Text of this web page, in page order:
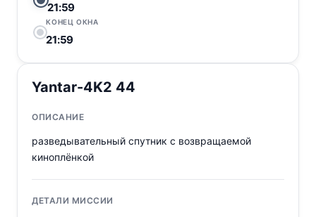
21:59
КОНЕЦ ОКНА
21:59
Yantar-4K2 44
ОПИСАНИЕ
разведывательный спутник с возвращаемой
киноплёнкой
ДЕТАЛИ МИССИИ